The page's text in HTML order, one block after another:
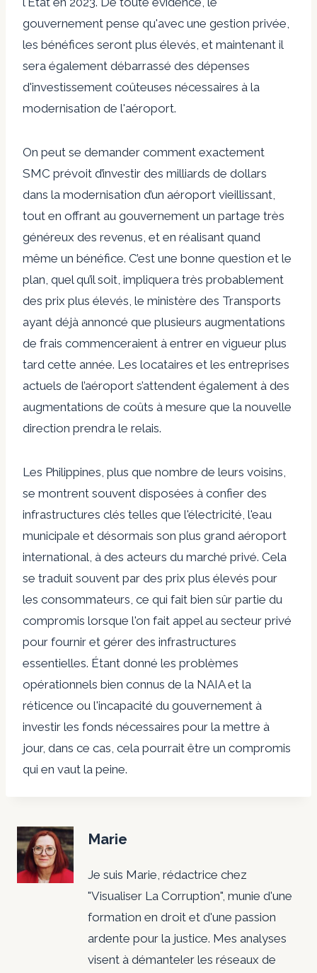
gouvernement pense qu'avec une gestion privée,
les bénéfices seront plus élevés, et maintenant il
sera également débarrassé des dépenses
d'investissement coûteuses nécessaires à la
modernisation de l'aéroport.
On peut se demander comment exactement
SMC prévoit d’investir des milliards de dollars
dans la modernisation d’un aéroport vieillissant,
tout en offrant au gouvernement un partage très
généreux des revenus, et en réalisant quand
même un bénéfice. C’est une bonne question et le
plan, quel qu’il soit, impliquera très probablement
des prix plus élevés, le ministère des Transports
ayant déjà annoncé que plusieurs augmentations
de frais commenceraient à entrer en vigueur plus
tard cette année. Les locataires et les entreprises
actuels de l’aéroport s’attendent également à des
augmentations de coûts à mesure que la nouvelle
direction prendra le relais.
Les Philippines, plus que nombre de leurs voisins,
se montrent souvent disposées à confier des
infrastructures clés telles que l'électricité, l'eau
municipale et désormais son plus grand aéroport
international, à des acteurs du marché privé. Cela
se traduit souvent par des prix plus élevés pour
les consommateurs, ce qui fait bien sûr partie du
compromis lorsque l'on fait appel au secteur privé
pour fournir et gérer des infrastructures
essentielles. Étant donné les problèmes
opérationnels bien connus de la NAIA et la
réticence ou l'incapacité du gouvernement à
investir les fonds nécessaires pour la mettre à
jour, dans ce cas, cela pourrait être un compromis
qui en vaut la peine.
Marie
Je suis Marie, rédactrice chez
"Visualiser La Corruption", munie d'une
formation en droit et d'une passion
ardente pour la justice. Mes analyses
visent à démanteler les réseaux de